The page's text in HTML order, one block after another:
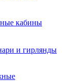
кабины
и гирлянды